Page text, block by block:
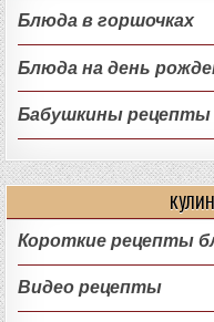
Блюда в горшочках
Блюда на день
Бабушкины рецепты
Короткие рецепты
Видео рецепты